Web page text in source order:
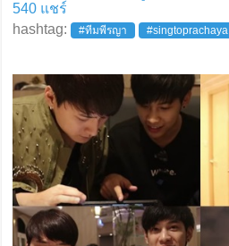
540แชร์
hashtag:
#ทีมพีรญา #singtoprachaya